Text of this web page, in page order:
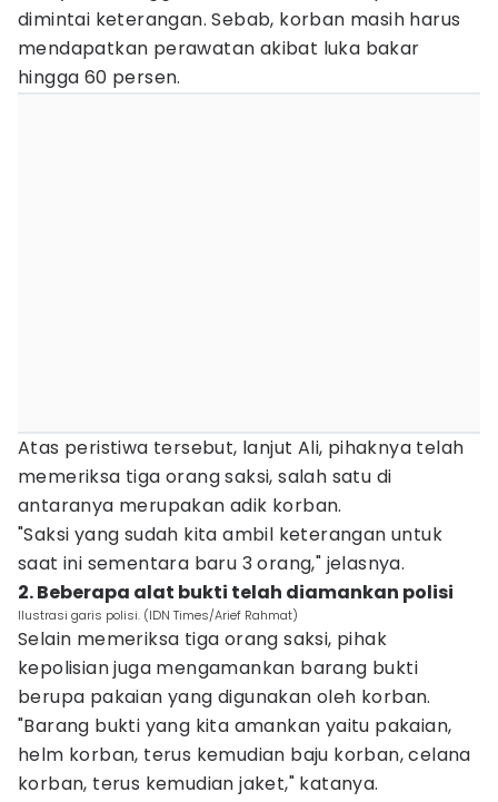
dimintai keterangan. Sebab, korban masih harus
mendapatkan perawatan akibat luka bakar
hingga 60 persen.
Atas peristiwa tersebut, lanjut Ali, pihaknya telah
memeriksa tiga orang saksi, salah satu di
antaranya merupakan adik korban.
"Saksi yang sudah kita ambil keterangan untuk
saat ini sementara baru 3 orang," jelasnya.
2. Beberapa alat bukti telah diamankan polisi
Ilustrasi garis polisi. (IDN Times/Arief Rahmat)
Selain memeriksa tiga orang saksi, pihak
kepolisian juga mengamankan barang bukti
berupa pakaian yang digunakan oleh korban.
"Barang bukti yang kita amankan yaitu pakaian,
helm korban, terus kemudian baju korban, celana
korban, terus kemudian jaket," katanya.